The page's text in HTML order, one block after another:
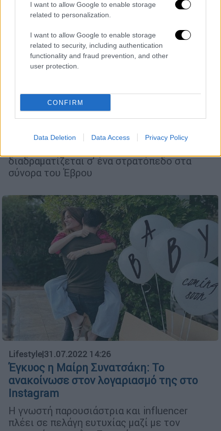
I want to allow Google to enable storage
related to personalization.
I want to allow Google to enable storage
related to security, including authentication
functionality and fraud prevention, and other
user protection.
CONFIRM
Data Deletion Data Access Privacy Policy
Σινεμά|21.09.2022 11:19
Κορδέλλα θα ανοίξει το New York Greek
Film Expo 2022
αυτή τη φορά δημιουργεί μια κωμική
διαδραματίζεται σ’ ένα στρατόπεδο στα
σύνορα του Έβρου
Lifestyle|31.07.2022 14:26
Έγκυος η Μαίρη Συνατσάκη: Το
ανακοίνωσε στον λογαριασμό της στο
Instagram
Η γνωστή παρουσιάστρια και influencer
πλέει σε πελάγη ευτυχίας μαζί με τον